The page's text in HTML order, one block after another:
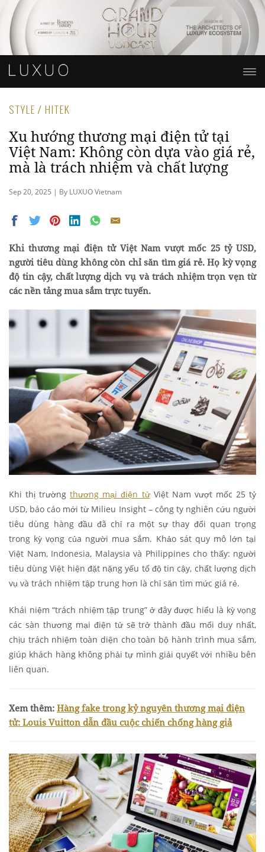
STYLE / HITEK
Xu hướng thương mại điện tử tại
Việt Nam: Không còn dựa vào giá rẻ,
mà là trách nhiệm và chất lượng
Sep 20, 2025 | By LUXUO Vietnam
Khi thương mại điện tử Việt Nam vượt mốc 25 tỷ USD,
người tiêu dùng không còn chỉ săn tìm giá rẻ. Họ kỳ vọng
độ tin cậy, chất lượng dịch vụ và trách nhiệm trọn vẹn từ
các nền tảng mua sắm trực tuyến.
Khi thị trườngthương mại điện tửViệt Nam vượt mốc 25 tỷ
USD, báo cáo mới từ Milieu Insight – công ty nghiên cứu người
tiêu dùng hàng đầu đã chỉ ra một sự thay đổi quan trọng
trong kỳ vọng của người mua sắm. Khảo sát quy mô lớn tại
Việt Nam, Indonesia, Malaysia và Philippines cho thấy: người
tiêu dùng Việt hiện đặt nặng yếu tố độ tin cậy, chất lượng dịch
vụ và trách nhiệm tập trung hơn là chỉ săn tìm mức giá rẻ.
Khái niệm “trách nhiệm tập trung” ở đây được hiểu là kỳ vọng
các sàn thương mại điện tử sẽ trở thành đầu mối duy nhất,
chịu trách nhiệm toàn diện cho toàn bộ hành trình mua sắm,
giúp khách hàng không phải tự mình giải quyết với nhiều bên
liên quan.
Xem thêm: Hàng fake trong kỷ nguyên thương mại điện
tử: Louis Vuitton dẫn đầu cuộc chiến chống hàng giả